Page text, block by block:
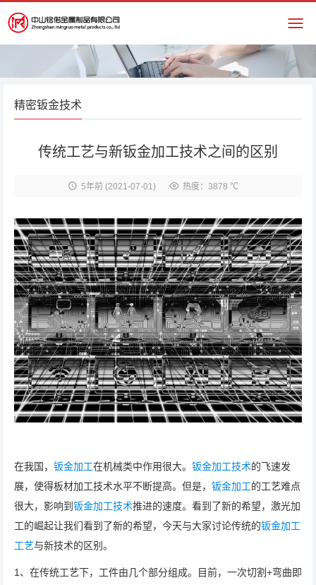
精密钣金技术
传统工艺与新钣金加工技术之间的区别
5年前(2021-07-01) 热度：3878 ℃
在我国， 钣金加工在机械类中作用很大。 钣金加工技术的飞速发
展，使得板材加工技术水平不断提高。但是， 钣金加工的工艺难点
很大，影响到 钣金加工技术推进的速度。看到了新的希望，激光加
工的崛起让我们看到了新的希望，今天与大家讨论传统的钣金加工
工艺与新技术的区别。
1、在传统工艺下，工件由几个部分组成。目前，一次切割+弯曲即